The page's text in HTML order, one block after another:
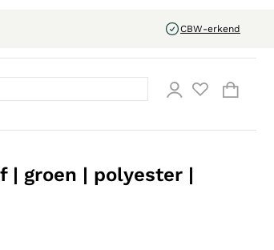
CBW-erkend
| groen | polyester |